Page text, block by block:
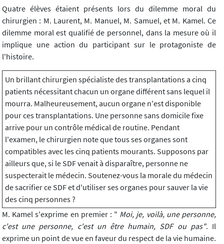
Quatre élèves étaient présents lors du dilemme moral du
chirurgien : M. Laurent, M. Manuel, M. Samuel, et M. Kamel. Ce
dilemme moral est qualifié de personnel, dans la mesure où il
implique une action du participant sur le protagoniste de
l'histoire.
Un brillant chirurgien spécialiste des transplantations a cinq
patients nécessitant chacun un organe différent sans lequel il
mourra. Malheureusement, aucun organe n'est disponible
pour ces transplantations. Une personne sans domicile fixe
arrive pour un contrôle médical de routine. Pendant
l'examen, le chirurgien note que tous ses organes sont
compatibles avec les cinq patients mourants. Supposons par
ailleurs que, si le SDF venait à disparaître, personne ne
suspecterait le médecin. Soutenez-vous la morale du médecin
de sacrifier ce SDF et d'utiliser ses organes pour sauver la vie
des cinq personnes ?
M. Kamel s'exprime en premier : " Moi, je, voilà, une personne,
c'est une personne, c'est un être humain, SDF ou pas". Il
exprime un point de vue en faveur du respect de la vie humaine.